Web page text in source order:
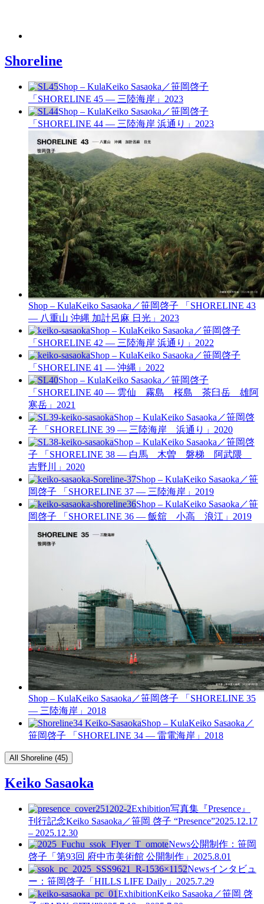
Shoreline
Shop – KulaKeiko Sasaoka／笹岡啓子
「SHORELINE 45 — 三陸海岸」 2023
Shop – KulaKeiko Sasaoka／笹岡啓子
「SHORELINE 44 — 三陸海岸 浜通り」 2023
Shop – KulaKeiko Sasaoka／笹岡啓子 「SHORELINE 43
— 八重山 沖縄 加計呂麻 日光」 2023
Shop – KulaKeiko Sasaoka／笹岡啓子
「SHORELINE 42 — 三陸海岸 浜通り」 2022
Shop – KulaKeiko Sasaoka／笹岡啓子
「SHORELINE 41 — 沖縄」 2022
Shop – KulaKeiko Sasaoka／笹岡啓子
「SHORELINE 40 — 雲仙 霧島 桜島 茶臼岳 雄阿
寒岳」 2021
Shop – KulaKeiko Sasaoka／笹岡啓
子 「SHORELINE 39 — 三陸海岸 浜通り」 2020
Shop – KulaKeiko Sasaoka／笹岡啓
子 「SHORELINE 38 — 白馬 木曽 磐梯 阿武隈
吉野川」 2020
Shop – KulaKeiko Sasaoka／笹
岡啓子 「SHORELINE 37 — 三陸海岸」 2019
Shop – KulaKeiko Sasaoka／笹
岡啓子 「SHORELINE 36 — 飯舘 小高 浪江」 2019
Shop – KulaKeiko Sasaoka／笹岡啓子 「SHORELINE 35
— 三陸海岸」 2018
Shop – KulaKeiko Sasaoka／
笹岡啓子 「SHORELINE 34 — 雷電海岸」 2018
All Shoreline (45)
Keiko Sasaoka
Exhibition写真集『Presence』
刊行記念Keiko Sasaoka／笹岡 啓子 “Presence”2025.12.17
– 2025.12.30
News公開制作：笹岡
啓子「第93回 府中市美術館 公開制作」 2025.8.01
Newsインタビュ
ー：笹岡啓子「HILLS LIFE Daily」 2025.7.29
ExhibitionKeiko Sasaoka／笹岡 啓